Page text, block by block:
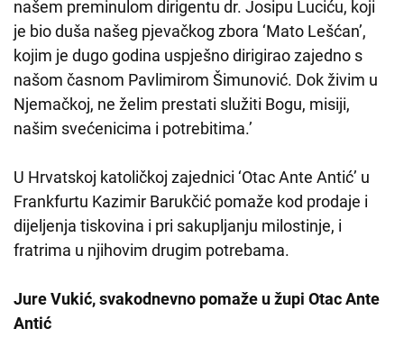
našem preminulom dirigentu dr. Josipu Luciću, koji
je bio duša našeg pjevačkog zbora ‘Mato Lešćan’,
kojim je dugo godina uspješno dirigirao zajedno s
našom časnom Pavlimirom Šimunović. Dok živim u
Njemačkoj, ne želim prestati služiti Bogu, misiji,
našim svećenicima i potrebitima.’
U Hrvatskoj katoličkoj zajednici ‘Otac Ante Antić’ u
Frankfurtu Kazimir Barukčić pomaže kod prodaje i
dijeljenja tiskovina i pri sakupljanju milostinje, i
fratrima u njihovim drugim potrebama.
Jure Vukić, svakodnevno pomaže u župi Otac Ante
Antić